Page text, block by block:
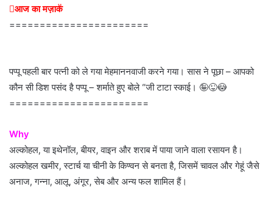
आज का मज़ाक
=======================
पप्पू पहली बार पत्नी को ले गया मेहमाननवाजी करने गया। सास ने पूछा – आपको
कौन सी डिश पसंद है पप्पू – शर्माते हुए बोले “जी टाटा स्काई। 🤪😜😳
=======================
Why
अल्कोहल, या इथेनॉल, बीयर, वाइन और शराब में पाया जाने वाला रसायन है।
अल्कोहल खमीर, स्टार्च या चीनी के किण्वन से बनता है, जिसमें चावल और गेहूं जैसे
अनाज, गन्ना, आलू, अंगूर, सेब और अन्य फल शामिल हैं।